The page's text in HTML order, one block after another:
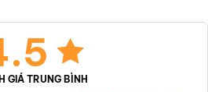
GIÁ TRUNG BÌNH